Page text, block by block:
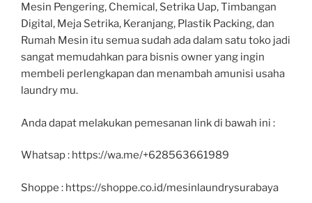
Mesin Pengering, Chemical, Setrika Uap, Timbangan
Digital, Meja Setrika, Keranjang, Plastik Packing, dan
Rumah Mesin itu semua sudah ada dalam satu toko jadi
sangat memudahkan para bisnis owner yang ingin
membeli perlengkapan dan menambah amunisi usaha
laundry mu.
Anda dapat melakukan pemesanan link di bawah ini :
Whatsap : https://wa.me/+628563661989
Shoppe : https://shoppe.co.id/mesinlaundrysurabaya